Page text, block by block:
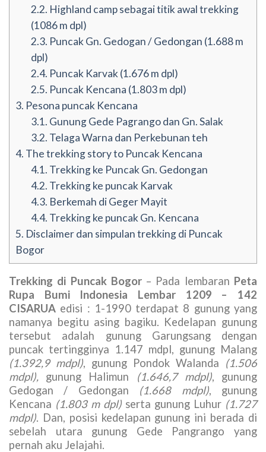
2.2. Highland camp sebagai titik awal trekking
(1086 m dpl)
2.3. Puncak Gn. Gedogan / Gedongan (1.688 m
dpl)
2.4. Puncak Karvak (1.676 m dpl)
2.5. Puncak Kencana (1.803 m dpl)
3. Pesona puncak Kencana
3.1. Gunung Gede Pagrango dan Gn. Salak
3.2. Telaga Warna dan Perkebunan teh
4. The trekking story to Puncak Kencana
4.1. Trekking ke Puncak Gn. Gedongan
4.2. Trekking ke puncak Karvak
4.3. Berkemah di Geger Mayit
4.4. Trekking ke puncak Gn. Kencana
5. Disclaimer dan simpulan trekking di Puncak
Bogor
Trekking di Puncak Bogor– Pada lembaran Peta
Rupa Bumi Indonesia Lembar 1209 – 142
CISARUA edisi : 1-1990 terdapat 8 gunung yang
namanya begitu asing bagiku. Kedelapan gunung
tersebut adalah gunung Garungsang dengan
puncak tertingginya 1.147 mdpl, gunung Malang
(1.392,9 mdpl), gunung Pondok Walanda (1.506
mdpl), gunung Halimun (1.646,7 mdpl), gunung
Gedogan / Gedongan (1.668 mdpl), gunung
Kencana (1.803 m dpl) serta gunung Luhur (1.727
mdpl). Dan, posisi kedelapan gunung ini berada di
sebelah utara gunung Gede Pangrango yang
pernah aku Jelajahi.